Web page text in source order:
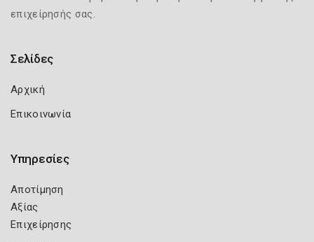
επιχείρησής σας.
Σελίδες
Αρχική
Επικοινωνία
Υπηρεσίες
Αποτίμηση
Αξίας
Επιχείρησης